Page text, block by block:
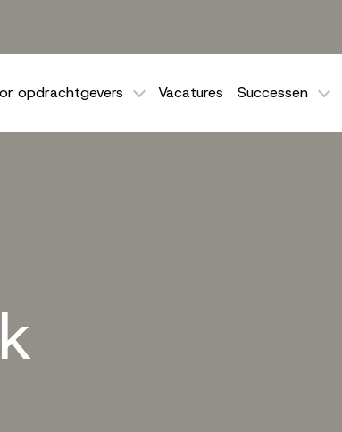
opdrachtgevers Vacatures Successen